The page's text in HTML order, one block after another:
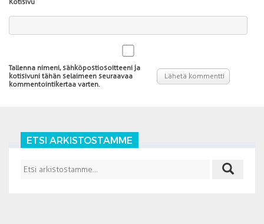
Tallenna nimeni, sähköpostiosoitteeni ja
kotisivuni tähän selaimeen seuraavaa
kommentointikertaa varten.
ETSI ARKISTOSTAMME